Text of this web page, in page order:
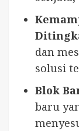
dan
solusi
Blok
baru